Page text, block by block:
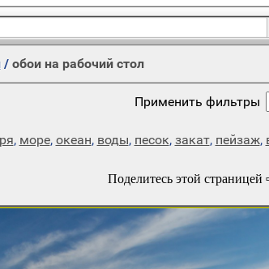
/ обои на рабочий стол
Применить фильтры
, море, океан, воды, песок, закат, пейзаж,